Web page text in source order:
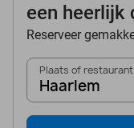
een heerlijk
Reserveer
Plaats of restaurant
Haarlem